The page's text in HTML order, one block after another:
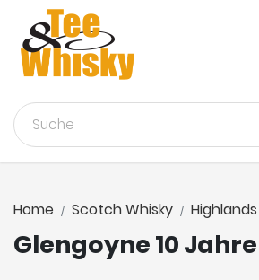
Glengoyne 10 Jahre
Home Scotch Whisky Highlands